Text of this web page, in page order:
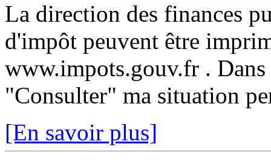
La direction des finances
d'impôt peuvent être
www.impots.gouv.fr .
"Consulter" ma situation
[En savoir plus]